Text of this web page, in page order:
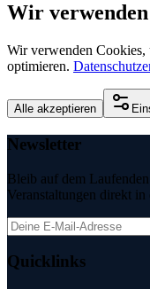
Wir
Wir verwenden Cookies,
optimieren.
Alle akzeptieren
Newsletter
Bleib auf dem
Veranstaltungen direkt in
Quicklinks